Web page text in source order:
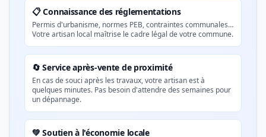
📋 Connaissance des réglementations
Permis d'urbanisme, normes PEB, contraintes communales…
Votre artisan local maîtrise le cadre légal de votre commune.
🔄 Service après-vente de proximité
En cas de souci après les travaux, votre artisan est à
quelques minutes. Pas besoin d'attendre des semaines pour
un dépannage.
💚 Soutien à l'économie locale